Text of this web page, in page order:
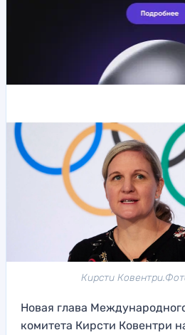
Кирсти
Новая глава
комитета Кирсти Ковентри